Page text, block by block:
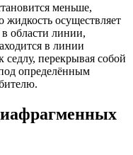
меньше,
жидкость осуществляет
области линии,
в линии
перекрывая собой
определённым